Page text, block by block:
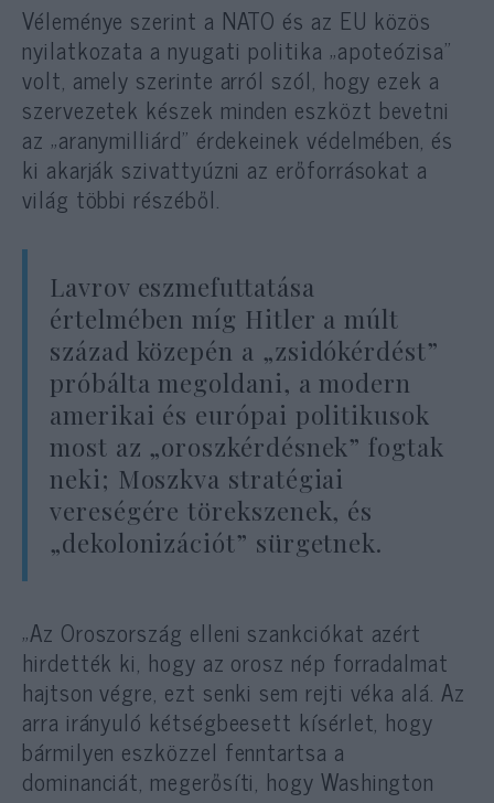
Véleménye szerint a NATO és az EU közös
nyilatkozata a nyugati politika „apoteózisa”
volt, amely szerinte arról szól, hogy ezek a
szervezetek készek minden eszközt bevetni
az „aranymilliárd” érdekeinek védelmében, és
ki akarják szivattyúzni az erőforrásokat a
világ többi részéből.
Lavrov eszmefuttatása
értelmében míg Hitler a múlt
század közepén a „zsidókérdést”
próbálta megoldani, a modern
amerikai és európai politikusok
most az „oroszkérdésnek” fogtak
neki; Moszkva stratégiai
vereségére törekszenek, és
„dekolonizációt” sürgetnek.
„Az Oroszország elleni szankciókat azért
hirdették ki, hogy az orosz nép forradalmat
hajtson végre, ezt senki sem rejti véka alá. Az
arra irányuló kétségbeesett kísérlet, hogy
bármilyen eszközzel fenntartsa a
dominanciát, megerősíti, hogy Washington